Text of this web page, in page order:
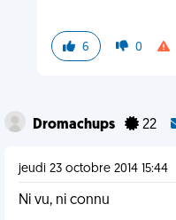
6 0
Dromachups 22
jeudi 23 octobre 2014 15:44
Ni vu, ni connu